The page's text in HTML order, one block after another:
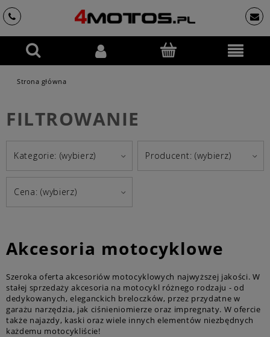
Strona główna
FILTROWANIE
Kategorie: (wybierz) Producent: (wybierz)
Cena: (wybierz)
Akcesoria motocyklowe
Szeroka oferta akcesoriów motocyklowych najwyższej jakości. W
stałej sprzedaży akcesoria na motocykl różnego rodzaju - od
dedykowanych, eleganckich breloczków, przez przydatne w
garażu narzędzia, jak ciśnieniomierze oraz impregnaty. W ofercie
także najazdy, kaski oraz wiele innych elementów niezbędnych
każdemu motocykliście!